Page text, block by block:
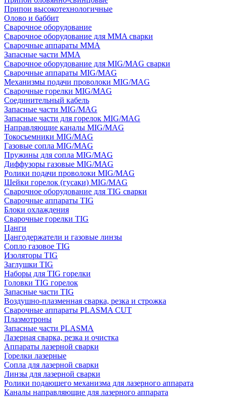
Припои высокотехнологичные
Олово и баббит
Сварочное оборудование
Сварочное оборудование для MMA сварки
Сварочные аппараты MMA
Запасные части MMA
Сварочное оборудование для MIG/MAG сварки
Сварочные аппараты MIG/MAG
Механизмы подачи проволоки MIG/MAG
Сварочные горелки MIG/MAG
Соединительный кабель
Запасные части MIG/MAG
Запасные части для горелок MIG/MAG
Направляющие каналы MIG/MAG
Токосъемники MIG/MAG
Газовые сопла MIG/MAG
Пружины для сопла MIG/MAG
Диффузоры газовые MIG/MAG
Ролики подачи проволоки MIG/MAG
Шейки горелок (гусаки) MIG/MAG
Сварочное оборудование для TIG сварки
Сварочные аппараты TIG
Блоки охлаждения
Сварочные горелки TIG
Цанги
Цангодержатели и газовые линзы
Сопло газовое TIG
Изоляторы TIG
Заглушки TIG
Наборы для TIG горелки
Головки TIG горелок
Запасные части TIG
Воздушно-плазменная сварка, резка и строжка
Сварочные аппараты PLASMA CUT
Плазмотроны
Запасные части PLASMA
Лазерная сварка, резка и очистка
Аппараты лазерной сварки
Горелки лазерные
Сопла для лазерной сварки
Линзы для лазерной сварки
Ролики подающего механизма для лазерного аппарата
Каналы направляющие для лазерного аппарата